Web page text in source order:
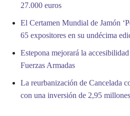
27.000 euros
El Certamen Mundial de Jamón
65 expositores en su undécima
Estepona mejorará la
Fuerzas Armadas
La reurbanización de Cancelada
con una inversión de 2,95 millones